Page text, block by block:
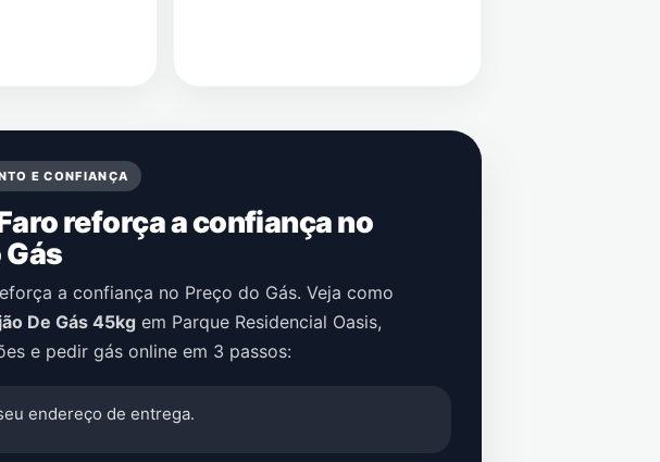
E CONFIANÇA
reforça a confiança no
Gás
a confiança no Preço do Gás. Veja como
De Gás 45kg em Parque Residencial Oasis,
e pedir gás online em 3 passos:
endereço de entrega.